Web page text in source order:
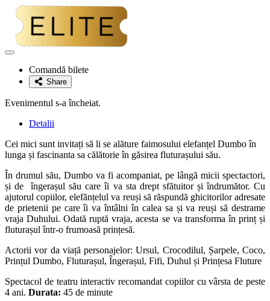
Adaugă
favoriteComandă bilete
Share
Evenimentul s-a încheiat.
Detalii
Cei mici sunt invitați să li se alăture faimosului elefanțel Dumbo în
lunga și fascinanta sa călătorie în găsirea fluturașului său.
În drumul său, Dumbo va fi acompaniat, pe lângă micii spectactori,
și de îngerașul său care îi va sta drept sfătuitor și îndrumător. Cu
ajutorul copiilor, elefănțelul va reuși să răspundă ghicitorilor adresate
de prietenii pe care îi va întâlni în calea sa și va reuși să destrame
vraja Duhului. Odată ruptă vraja, acesta se va transforma în prinț și
fluturașul într-o frumoasă prințesă.
Actorii vor da viață personajelor: Ursul, Crocodilul, Șarpele, Coco,
Prințul Dumbo, Fluturașul, Îngerașul, Fifi, Duhul și Prințesa Fluture
Spectacol de teatru interactiv recomandat copiilor cu vârsta de peste
4 ani. Durata: 45 de minute